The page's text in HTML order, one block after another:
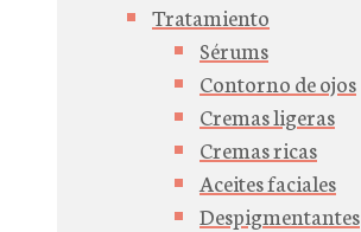
Tratamiento
Sérums
Contorno de ojos
Cremas ligeras
Cremas ricas
Aceites faciales
Despigmentantes